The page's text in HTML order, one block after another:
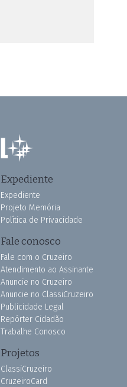
Expediente
Expediente
Projeto Memória
Política de Privacidade
Fale conosco
Fale com o Cruzeiro
Atendimento ao Assinante
Anuncie no Cruzeiro
Anuncie no ClassiCruzeiro
Publicidade Legal
Repórter Cidadão
Trabalhe Conosco
Projetos
ClassiCruzeiro
CruzeiroCard